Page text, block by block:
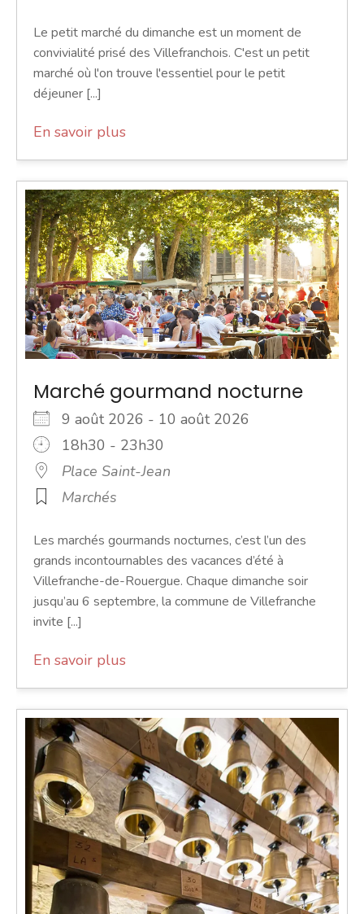
Le petit marché du dimanche est un moment de
convivialité prisé des Villefranchois. C'est un petit
marché où l'on trouve l'essentiel pour le petit
déjeuner [...]
En savoir plus
Marché gourmand nocturne
9 août 2026 - 10 août 2026
18h30 - 23h30
Place Saint-Jean
Marchés
Les marchés gourmands nocturnes, c’est l’un des
grands incontournables des vacances d’été à
Villefranche-de-Rouergue. Chaque dimanche soir
jusqu’au 6 septembre, la commune de Villefranche
invite [...]
En savoir plus